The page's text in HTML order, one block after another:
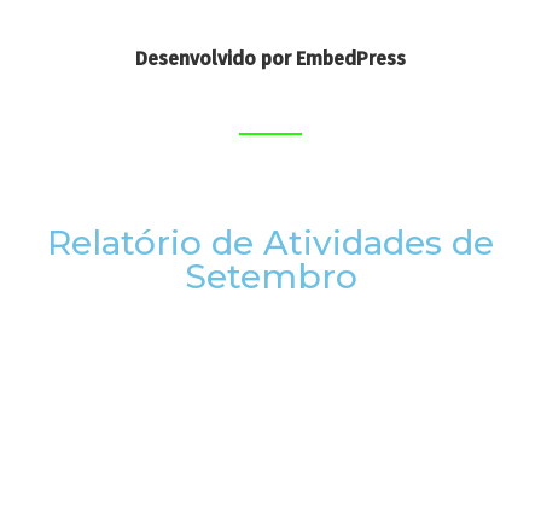
Desenvolvido por EmbedPress
Relatório de Atividades de
Setembro